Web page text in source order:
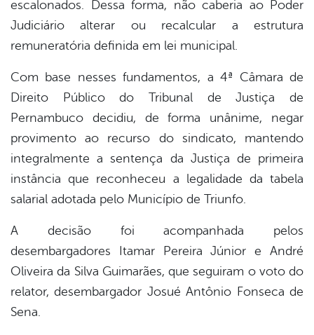
escalonados. Dessa forma, não caberia ao Poder
Judiciário alterar ou recalcular a estrutura
remuneratória definida em lei municipal.
Com base nesses fundamentos, a 4ª Câmara de
Direito Público do Tribunal de Justiça de
Pernambuco decidiu, de forma unânime, negar
provimento ao recurso do sindicato, mantendo
integralmente a sentença da Justiça de primeira
instância que reconheceu a legalidade da tabela
salarial adotada pelo Município de Triunfo.
A decisão foi acompanhada pelos
desembargadores Itamar Pereira Júnior e André
Oliveira da Silva Guimarães, que seguiram o voto do
relator, desembargador Josué Antônio Fonseca de
Sena.